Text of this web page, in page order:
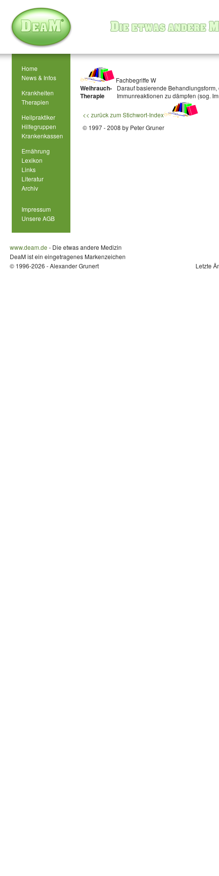
Home
News & Infos
Krankheiten
Therapien
Heilpraktiker
Hilfegruppen
Krankenkassen
Ernährung
Lexikon
Links
Literatur
Archiv
Impressum
Unsere AGB
Fachbegriffe W
Weihrauch-
Therapie
Darauf basierende
Immunreaktionen zu dämpfen (sog.
<< zurück zum Stichwort-Index
© 1997 - 2008 by Peter Gruner
www.deam.de - Die etwas andere Medizin
DeaM ist ein eingetragenes Markenzeichen
© 1996-2026 - Alexander Grunert
Letzte